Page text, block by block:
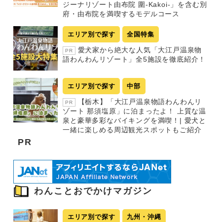
ジーナリゾート由布院 圍-Kakoi-」を含む別
府・由布院を満喫するモデルコース
エリア別で探す 全国特集
PR
愛犬家から絶大な人気「大江戸温泉物
語わんわんリゾート」全5施設を徹底紹介！
エリア別で探す 中部
PR
【栃木】「大江戸温泉物語わんわんリ
ゾート 那須塩原」に泊まったよ！ 上質な温
泉と豪華多彩なバイキングを満喫！| 愛犬と
一緒に楽しめる周辺観光スポットもご紹介
PR
わんことおでかけマガジン
エリア別で探す 九州・沖縄